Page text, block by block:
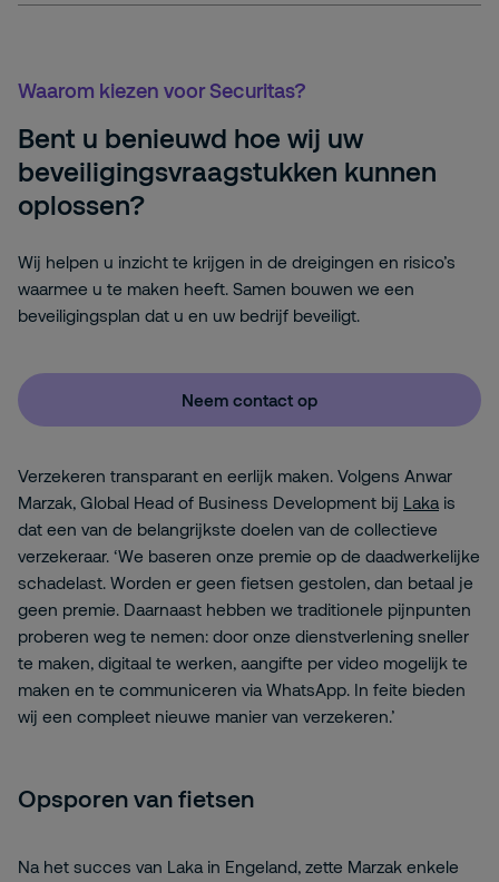
Verzekeren transparant en eerlijk maken. Volgens Anwar
Marzak, Global Head of Business Development bij Laka is
dat een van de belangrijkste doelen van de collectieve
verzekeraar. ‘We baseren onze premie op de daadwerkelijke
schadelast. Worden er geen fietsen gestolen, dan betaal je
geen premie. Daarnaast hebben we traditionele pijnpunten
proberen weg te nemen: door onze dienstverlening sneller
te maken, digitaal te werken, aangifte per video mogelijk te
maken en te communiceren via WhatsApp. In feite bieden
wij een compleet nieuwe manier van verzekeren.’
Opsporen van fietsen
Na het succes van Laka in Engeland, zette Marzak enkele
Waarom kiezen voor Securitas?
Bent u benieuwd hoe wij uw
beveiligingsvraagstukken kunnen
oplossen?
Wij helpen u inzicht te krijgen in de dreigingen en risico’s
waarmee u te maken heeft. Samen bouwen we een
beveiligingsplan dat u en uw bedrijf beveiligt.
Neem contact op